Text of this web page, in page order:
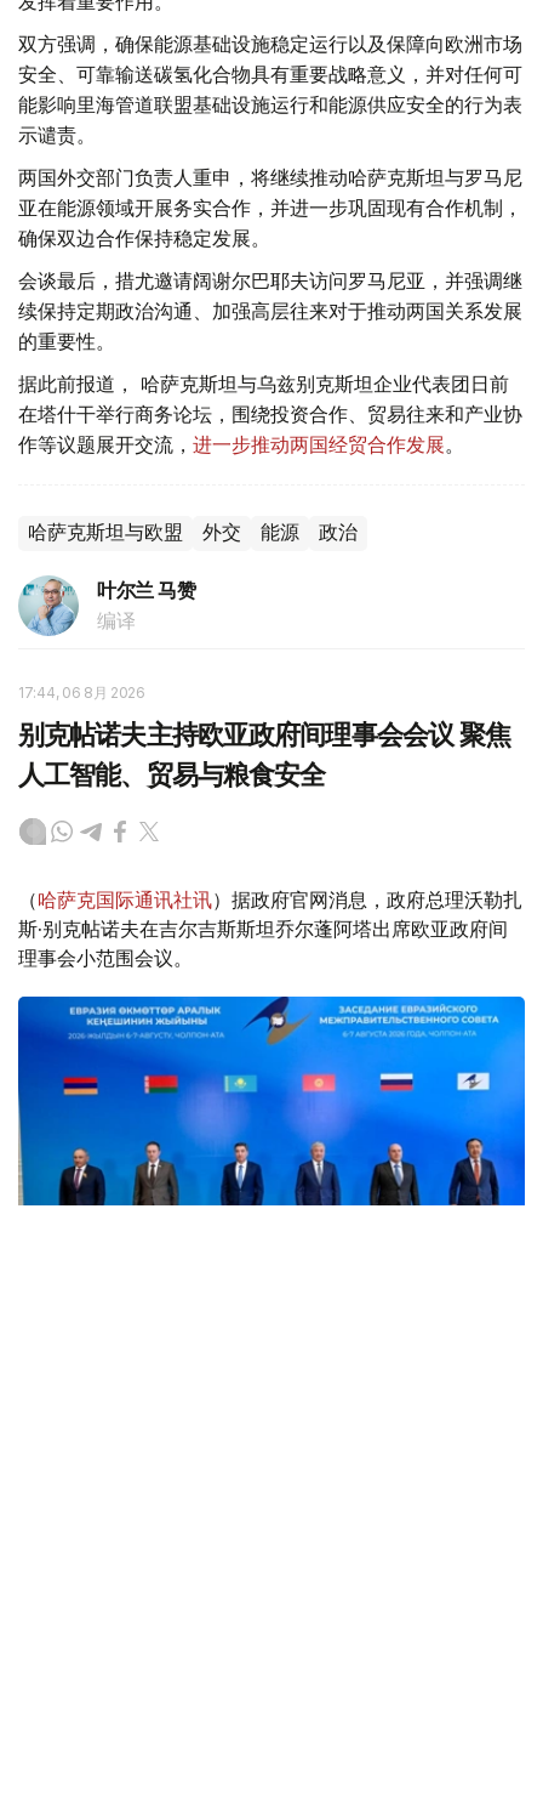
双方强调，确保能源基础设施稳定运行以及保障向欧洲市场
安全、可靠输送碳氢化合物具有重要战略意义，并对任何可
能影响里海管道联盟基础设施运行和能源供应安全的行为表
示谴责。
两国外交部门负责人重申，将继续推动哈萨克斯坦与罗马尼
亚在能源领域开展务实合作，并进一步巩固现有合作机制，
确保双边合作保持稳定发展。
会谈最后，措尤邀请阔谢尔巴耶夫访问罗马尼亚，并强调继
续保持定期政治沟通、加强高层往来对于推动两国关系发展
的重要性。
据此前报道， 哈萨克斯坦与乌兹别克斯坦企业代表团日前
在塔什干举行商务论坛，围绕投资合作、贸易往来和产业协
作等议题展开交流， 进一步推动两国经贸合作发展。
哈萨克斯坦与欧盟 外交 能源 政治
叶尔兰 马赞
编译
17:44, 06 8月 2026
别克帖诺夫主持欧亚政府间理事会会议 聚焦
人工智能、贸易与粮食安全
（哈萨克国际通讯社讯）据政府官网消息，政府总理沃勒扎
斯·别克帖诺夫在吉尔吉斯斯坦乔尔蓬阿塔出席欧亚政府间
理事会小范围会议。